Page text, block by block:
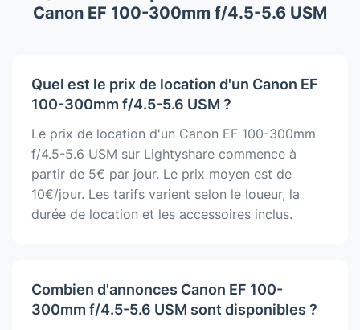
Canon EF 100-300mm f/4.5-5.6 USM
Quel est le prix de location d'un Canon EF
100-300mm f/4.5-5.6 USM ?
Le prix de location d'un Canon EF 100-300mm
f/4.5-5.6 USM sur Lightyshare commence à
partir de 5€ par jour. Le prix moyen est de
10€/jour. Les tarifs varient selon le loueur, la
durée de location et les accessoires inclus.
Combien d'annonces Canon EF 100-
300mm f/4.5-5.6 USM sont disponibles ?